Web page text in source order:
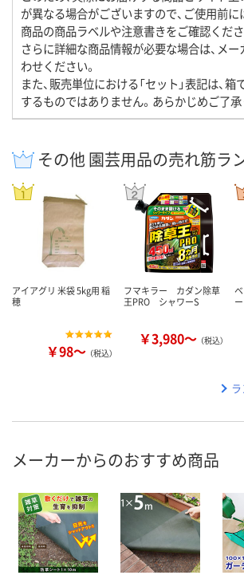
が異なる場合がございますので、ご使用前
商品の商品ラベルや注意書きをご確認くださ
さらに詳細な商品情報が必要な場合は、メ
わせください。
また、販売単位における「セット」表記は、
するものではありません。あらかじめご了承
その他 園芸用品の売れ筋ラ
アイアグリ 米袋 5kg用 稲
穂
￥98～ （税込）
フマキラー カダン除草
王PRO シャワーS
￥3,980～ （税込）
ー
メーカーからのおすすめ商品